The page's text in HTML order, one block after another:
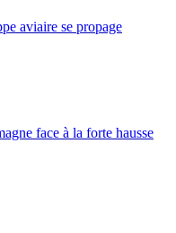
aviaire se propage
face à la forte hausse